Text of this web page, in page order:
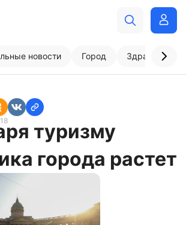
новости Город
туризму
города растет